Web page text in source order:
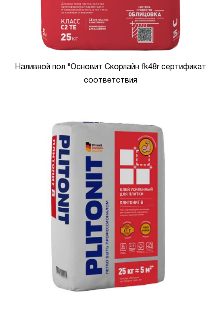
Наливной пол "Основит Скорлайн fk48r сертификат
соответствия